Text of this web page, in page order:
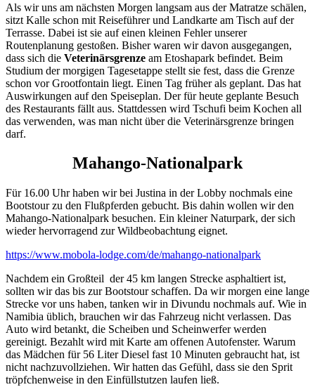
Als wir uns am nächsten Morgen langsam aus der Matratze schälen,
sitzt Kalle schon mit Reiseführer und Landkarte am Tisch auf der
Terrasse. Dabei ist sie auf einen kleinen Fehler unserer
Routenplanung gestoßen. Bisher waren wir davon ausgegangen,
dass sich die Veterinärsgrenze am Etoshapark befindet. Beim
Studium der morgigen Tagesetappe stellt sie fest, dass die Grenze
schon vor Grootfontain liegt. Einen Tag früher als geplant. Das hat
Auswirkungen auf den Speiseplan. Der für heute geplante Besuch
des Restaurants fällt aus. Stattdessen wird Tschufi beim Kochen all
das verwenden, was man nicht über die Veterinärsgrenze bringen
darf.
Mahango-Nationalpark
Für 16.00 Uhr haben wir bei Justina in der Lobby nochmals eine
Bootstour zu den Flußpferden gebucht. Bis dahin wollen wir den
Mahango-Nationalpark besuchen. Ein kleiner Naturpark, der sich
wieder hervorragend zur Wildbeobachtung eignet.
https://www.mobola-lodge.com/de/mahango-nationalpark
Nachdem ein Großteil der 45 km langen Strecke asphaltiert ist,
sollten wir das bis zur Bootstour schaffen. Da wir morgen eine lange
Strecke vor uns haben, tanken wir in Divundu nochmals auf. Wie in
Namibia üblich, brauchen wir das Fahrzeug nicht verlassen. Das
Auto wird betankt, die Scheiben und Scheinwerfer werden
gereinigt. Bezahlt wird mit Karte am offenen Autofenster. Warum
das Mädchen für 56 Liter Diesel fast 10 Minuten gebraucht hat, ist
nicht nachzuvollziehen. Wir hatten das Gefühl, dass sie den Sprit
tröpfchenweise in den Einfüllstutzen laufen ließ.